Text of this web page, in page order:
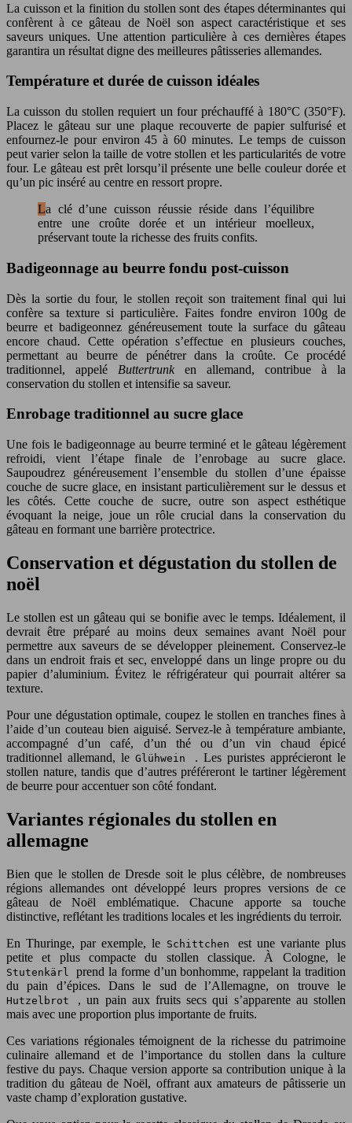
La cuisson et la finition du stollen sont des étapes déterminantes qui
confèrent à ce gâteau de Noël son aspect caractéristique et ses
saveurs uniques. Une attention particulière à ces dernières étapes
garantira un résultat digne des meilleures pâtisseries allemandes.
Température et durée de cuisson idéales
La cuisson du stollen requiert un four préchauffé à 180°C (350°F).
Placez le gâteau sur une plaque recouverte de papier sulfurisé et
enfournez-le pour environ 45 à 60 minutes. Le temps de cuisson
peut varier selon la taille de votre stollen et les particularités de votre
four. Le gâteau est prêt lorsqu’il présente une belle couleur dorée et
qu’un pic inséré au centre en ressort propre.
La clé d’une cuisson réussie réside dans l’équilibre
entre une croûte dorée et un intérieur moelleux,
préservant toute la richesse des fruits confits.
Badigeonnage au beurre fondu post-cuisson
Dès la sortie du four, le stollen reçoit son traitement final qui lui
confère sa texture si particulière. Faites fondre environ 100g de
beurre et badigeonnez généreusement toute la surface du gâteau
encore chaud. Cette opération s’effectue en plusieurs couches,
permettant au beurre de pénétrer dans la croûte. Ce procédé
traditionnel, appelé Buttertrunk en allemand, contribue à la
conservation du stollen et intensifie sa saveur.
Enrobage traditionnel au sucre glace
Une fois le badigeonnage au beurre terminé et le gâteau légèrement
refroidi, vient l’étape finale de l’enrobage au sucre glace.
Saupoudrez généreusement l’ensemble du stollen d’une épaisse
couche de sucre glace, en insistant particulièrement sur le dessus et
les côtés. Cette couche de sucre, outre son aspect esthétique
évoquant la neige, joue un rôle crucial dans la conservation du
gâteau en formant une barrière protectrice.
Conservation et dégustation du stollen de
noël
Le stollen est un gâteau qui se bonifie avec le temps. Idéalement, il
devrait être préparé au moins deux semaines avant Noël pour
permettre aux saveurs de se développer pleinement. Conservez-le
dans un endroit frais et sec, enveloppé dans un linge propre ou du
papier d’aluminium. Évitez le réfrigérateur qui pourrait altérer sa
texture.
Pour une dégustation optimale, coupez le stollen en tranches fines à
l’aide d’un couteau bien aiguisé. Servez-le à température ambiante,
accompagné d’un café, d’un thé ou d’un vin chaud épicé
traditionnel allemand, leGlühwein . Les puristes apprécieront le
stollen nature, tandis que d’autres préféreront le tartiner légèrement
de beurre pour accentuer son côté fondant.
Variantes régionales du stollen en
allemagne
Bien que le stollen de Dresde soit le plus célèbre, de nombreuses
régions allemandes ont développé leurs propres versions de ce
gâteau de Noël emblématique. Chacune apporte sa touche
distinctive, reflétant les traditions locales et les ingrédients du terroir.
En Thuringe, par exemple, le Schittchen est une variante plus
petite et plus compacte du stollen classique. À Cologne, le
Stutenkärl prend la forme d’un bonhomme, rappelant la tradition
du pain d’épices. Dans le sud de l’Allemagne, on trouve le
Hutzelbrot , un pain aux fruits secs qui s’apparente au stollen
mais avec une proportion plus importante de fruits.
Ces variations régionales témoignent de la richesse du patrimoine
culinaire allemand et de l’importance du stollen dans la culture
festive du pays. Chaque version apporte sa contribution unique à la
tradition du gâteau de Noël, offrant aux amateurs de pâtisserie un
vaste champ d’exploration gustative.